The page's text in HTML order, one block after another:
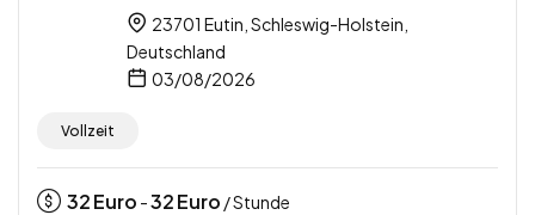
23701 Eutin, Schleswig-Holstein,
Deutschland
03/08/2026
Vollzeit
32Euro -32Euro / Stunde